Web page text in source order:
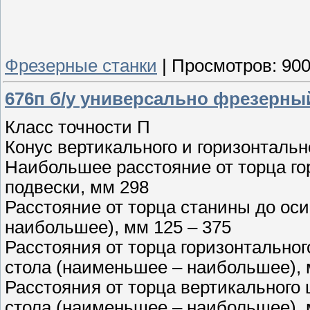
Фрезерные станки Просмотров: 900
676п б/у универсально
Класс точности П
Конус вертикального и
Наибольшее расстояние от торца
подвески, мм 298
Расстояние от торца станины до
наибольшее), мм 125 – 375
Расстояния от торца
стола (наименьшее – наибольшее),
Расстояния от торца